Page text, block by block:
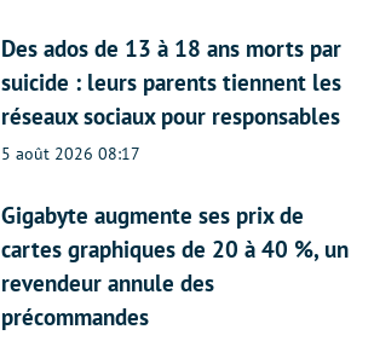
Des ados de 13 à 18 ans morts par
suicide : leurs parents tiennent les
réseaux sociaux pour responsables
5 août 2026 08:17
Gigabyte augmente ses prix de
cartes graphiques de 20 à 40 %, un
revendeur annule des
précommandes